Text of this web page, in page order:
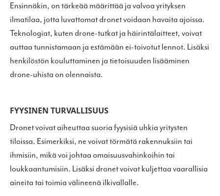
Ensinnäkin, on tärkeää määrittää ja valvoa yrityksen
ilmatilaa, jotta luvattomat dronet voidaan havaita ajoissa.
Teknologiat, kuten drone-tutkat ja häirintälaitteet, voivat
auttaa tunnistamaan ja estämään ei-toivotut lennot. Lisäksi
henkilöstön kouluttaminen ja tietoisuuden lisääminen
drone-uhista on olennaista.
FYYSINEN TURVALLISUUS
Dronet voivat aiheuttaa suoria fyysisiä uhkia yritysten
tiloissa. Esimerkiksi, ne voivat törmätä rakennuksiin tai
ihmisiin, mikä voi johtaa omaisuusvahinkoihin tai
loukkaantumisiin. Lisäksi dronet voivat kuljettaa vaarallisia
aineita tai toimia välineenä ilkivallalle.